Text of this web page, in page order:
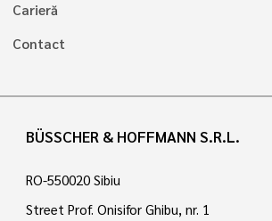
Carieră
Contact
BÜSSCHER & HOFFMANN S.R.L.
RO-550020 Sibiu
Street Prof. Onisifor Ghibu, nr. 1